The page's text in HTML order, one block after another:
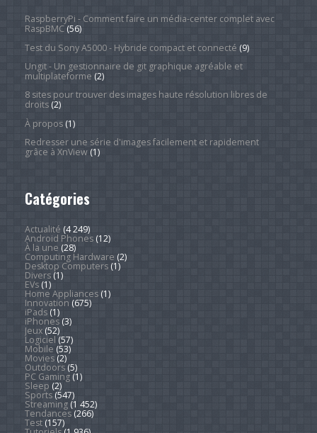
RaspberryPi - Comment faire un média-center complet avec
RaspBMC(56)
Test du Sony A5000 - Hybride compact et connecté (9)
Ungit - Un gestionnaire de git graphique agréable et
multiplateforme (2)
8 sites pour trouver des images haute résolution libres de
droits(2)
À propos(1)
Redresser une série d'images facilement et rapidement
grâce à XnView(1)
Catégories
Actualité (4 249)
Android Phones(12)
À la une (28)
Computing Hardware (2)
Desktop Computers(1)
Divers(1)
EVs(1)
Home Appliances(1)
Innovation (675)
iPads(1)
iPhones(3)
Jeux(52)
Logiciel (57)
Mobile (53)
Movies(2)
Outdoors(5)
PC Gaming(1)
Sleep (2)
Sports(547)
Streaming(1 452)
Tendances(266)
Test(157)